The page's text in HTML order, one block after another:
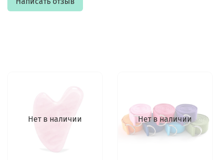
Нет в наличии Нет в наличии